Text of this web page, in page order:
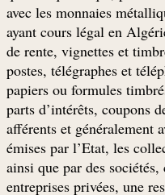
avec les monnaies
ayant cours légal en
de rente, vignettes et
postes, télégraphes et
papiers ou formules
parts d’intérêts, coupons
afférents et généralement
émises par l’Etat, les
ainsi que par des sociétés,
entreprises privées, une